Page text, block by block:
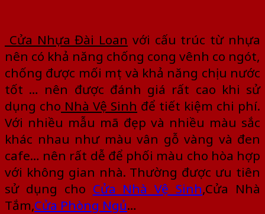
Cửa Nhựa Đài Loan với cấu trúc từ nhựa
nên có khả năng chống cong vênh co ngót,
chống được mối mọt và khả năng chịu nước
tốt … nên được đánh giá rất cao khi sử
dụng cho Nhà Vệ Sinh để tiết kiệm chi phí.
Với nhiều mẫu mã đẹp và nhiều màu sắc
khác nhau như màu vân gỗ vàng và đen
cafe… nên rất dễ để phối màu cho hòa hợp
với không gian nhà. Thường được ưu tiên
sử dụng cho Cửa Nhà Vệ Sinh,Cửa Nhà
Tắm,Cửa Phòng Ngủ…